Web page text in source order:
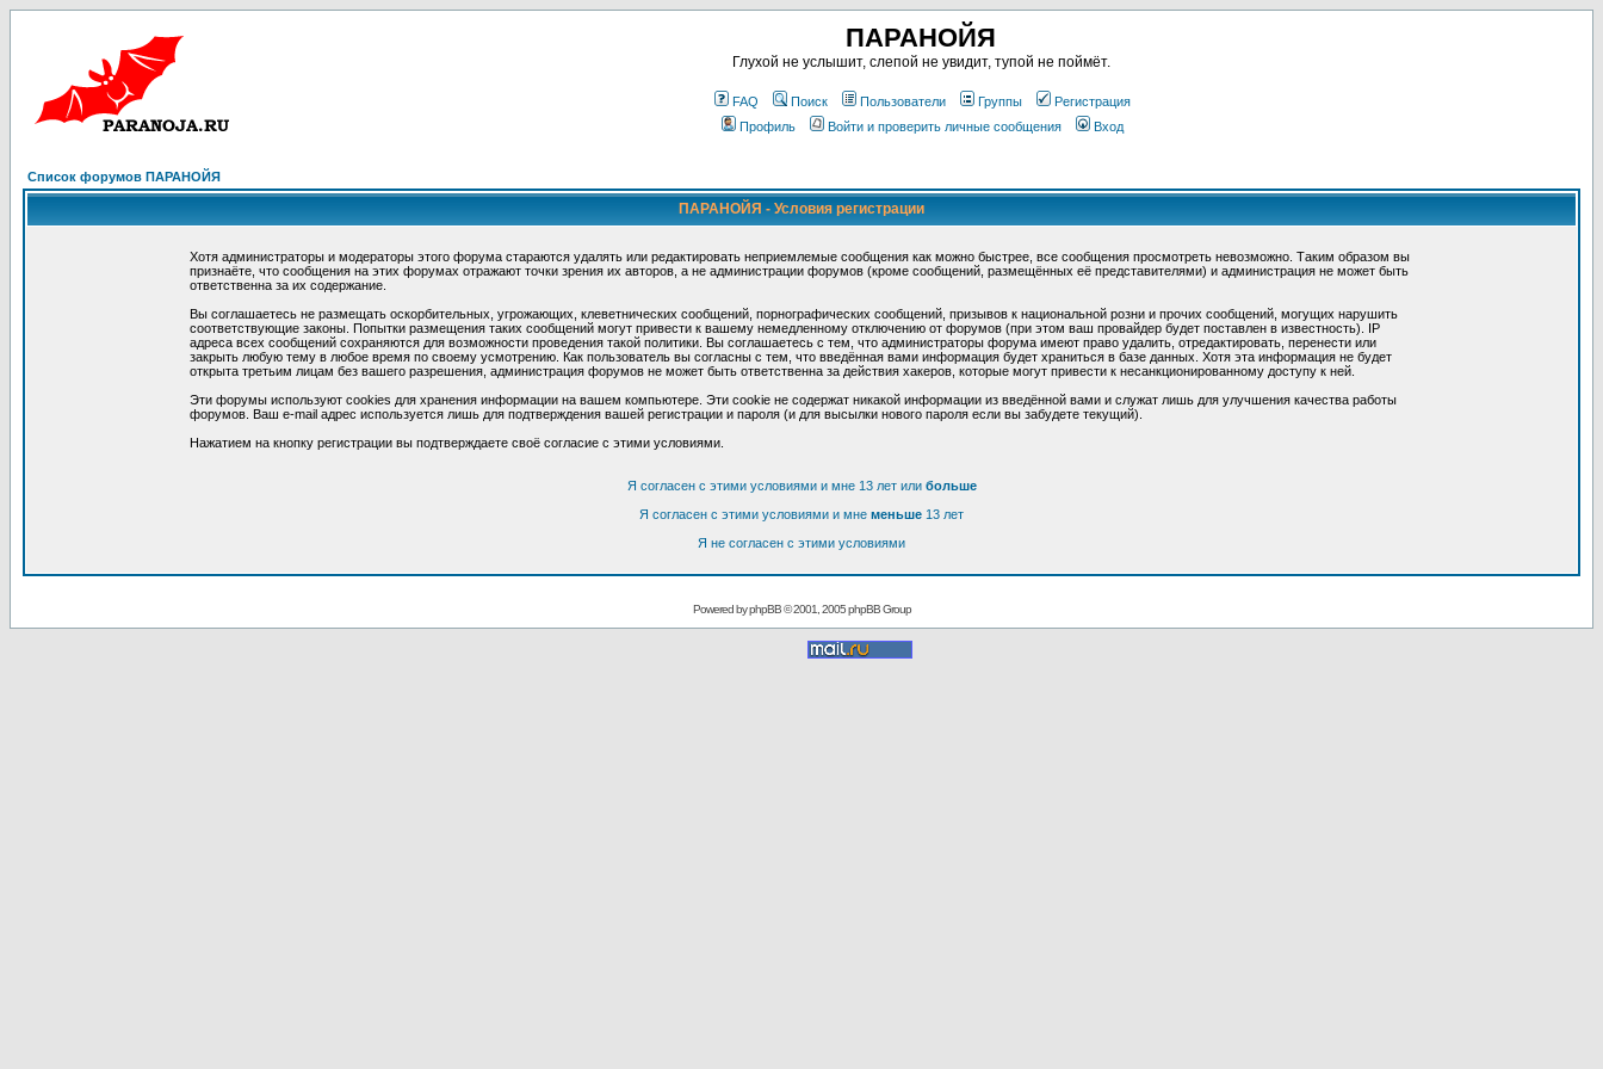
ПАРАНОЙЯ
Глухой не услышит, слепой не увидит, тупой не поймёт.
FAQ Поиск Пользователи Группы
Регистрация
Профиль
Войти и проверить личные сообщения Вход
Список форумов ПАРАНОЙЯ
ПАРАНОЙЯ - Условия регистрации
Хотя администраторы и модераторы этого форума стараются удалять или редактировать неприемлемые сообщения как можно быстрее, все сообщения просмотреть невозможно. Таким образом вы
признаёте, что сообщения на этих форумах отражают точки зрения их авторов, а не администрации форумов (кроме сообщений, размещённых её представителями) и администрация не может быть
ответственна за их содержание.
Вы соглашаетесь не размещать оскорбительных, угрожающих, клеветнических сообщений, порнографических сообщений, призывов к национальной розни и прочих сообщений, могущих нарушить
соответствующие законы. Попытки размещения таких сообщений могут привести к вашему немедленному отключению от форумов (при этом ваш провайдер будет поставлен в известность). IP
адреса всех сообщений сохраняются для возможности проведения такой политики. Вы соглашаетесь с тем, что администраторы форума имеют право удалить, отредактировать, перенести или
закрыть любую тему в любое время по своему усмотрению. Как пользователь вы согласны с тем, что введённая вами информация будет храниться в базе данных. Хотя эта информация не будет
открыта третьим лицам без вашего разрешения, администрация форумов не может быть ответственна за действия хакеров, которые могут привести к несанкционированному доступу к ней.
Эти форумы используют cookies для хранения информации на вашем компьютере. Эти cookie не содержат никакой информации из введённой вами и служат лишь для улучшения качества работы
форумов. Ваш e-mail адрес используется лишь для подтверждения вашей регистрации и пароля (и для высылки нового пароля если вы забудете текущий).
Нажатием на кнопку регистрации вы подтверждаете своё согласие с этими условиями.
Я согласен с этими условиями и мне 13 лет или больше
Я согласен с этими условиями и мне меньше 13 лет
Я не согласен с этими условиями
Powered byphpBB© 2001, 2005 phpBB Group